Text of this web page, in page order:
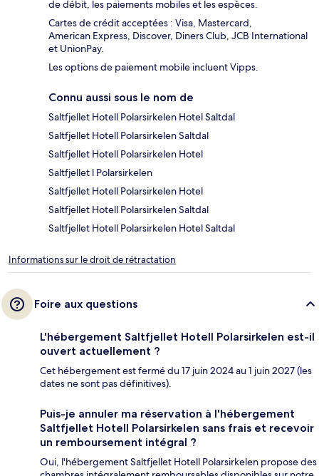
de débit, les paiements mobiles et les espèces.
Cartes de crédit acceptées : Visa, Mastercard,
American Express, Discover, Diners Club, JCB International
et UnionPay.
Les options de paiement mobile incluent Vipps.
Connu aussi sous le nom de
Saltfjellet Hotell Polarsirkelen Hotel Saltdal
Saltfjellet Hotell Polarsirkelen Saltdal
Saltfjellet Hotell Polarsirkelen Hotel
Saltfjellet l Polarsirkelen
Saltfjellet Hotell Polarsirkelen Hotel
Saltfjellet Hotell Polarsirkelen Saltdal
Saltfjellet Hotell Polarsirkelen Hotel Saltdal
Informations sur le droit de rétractation
Foire aux questions
L'hébergement Saltfjellet Hotell Polarsirkelen est-il
ouvert actuellement ?
Cet hébergement est fermé du 17 juin 2024 au 1 juin 2027 (les
dates ne sont pas définitives).
Puis-je annuler ma réservation à l'hébergement
Saltfjellet Hotell Polarsirkelen sans frais et recevoir
un remboursement intégral ?
Oui, l'hébergement Saltfjellet Hotell Polarsirkelen propose des